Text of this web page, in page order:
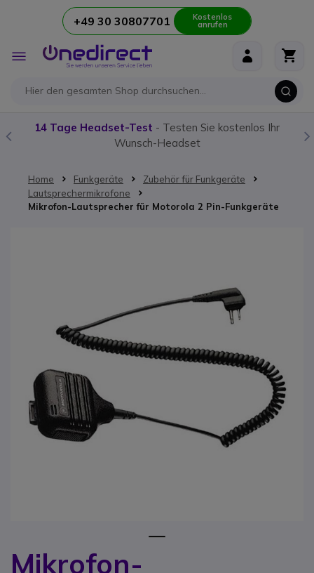
Zum Inhalt springen+49 30 30807701 Kostenlos
anrufen
Navigation
umschalten
14 Tage Headset-Test - Testen Sie kostenlos Ihr
Wunsch-Headset
Home Funkgeräte
Zubehör für Funkgeräte
Lautsprechermikrofone
Mikrofon-Lautsprecher für Motorola 2 Pin-Funkgeräte
Mikrofon-
Zum Anfang der Bildgalerie springen